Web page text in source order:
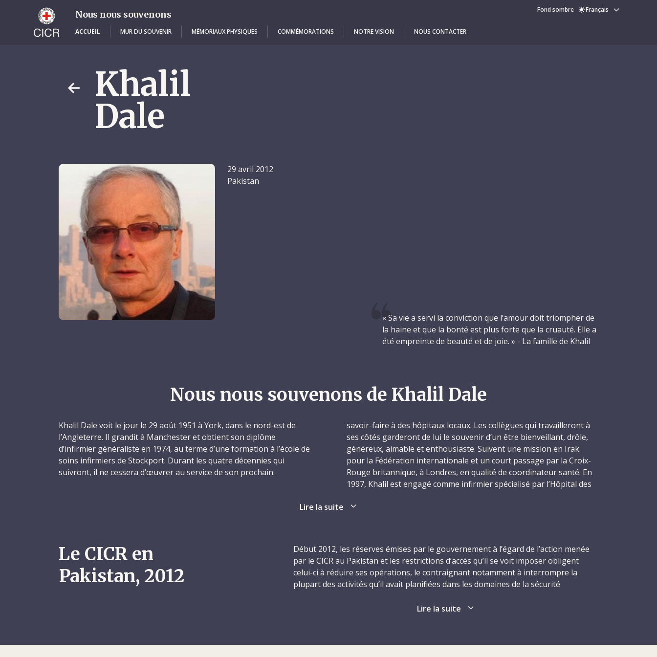
Nous nous souvenons Fond sombre Français
ACCUEIL MUR DU SOUVENIR MÉMORIAUX PHYSIQUES COMMÉMORATIONS NOTRE VISION NOUS CONTACTER
Khalil
Dale
29 avril 2012
Pakistan
« Sa vie a servi la conviction que l’amour doit triompher de
la haine et que la bonté est plus forte que la cruauté. Elle a
été empreinte de beauté et de joie. » - La famille de Khalil
Nous nous souvenons de Khalil Dale
Khalil Dale voit le jour le 29 août 1951 à York, dans le nord-est de
l’Angleterre. Il grandit à Manchester et obtient son diplôme
d’infirmier généraliste en 1974, au terme d’une formation à l’école de
soins infirmiers de Stockport. Durant les quatre décennies qui
suivront, il ne cessera d’œuvrer au service de son prochain.
missions médicales au sein de la grande famille de la Croix-Rouge. Il
programme alimentaire, il excelle dans son travail, au point que la
Croix-Rouge du Kenya le nomme membre honoraire à vie. Et lui qui
était l’humilité incarnée, ne cessera, sa vie durant, de se voir
témoigner de la reconnaissance et de la gratitude partout où ses
Il enchaîne ensuite une série de missions médicales pour la Croix-
savoir-faire à des hôpitaux locaux. Les collègues qui travailleront à
ses côtés garderont de lui le souvenir d’un être bienveillant, drôle,
généreux, aimable et enthousiaste. Suivent une mission en Irak
pour la Fédération internationale et un court passage par la Croix-
Rouge britannique, à Londres, en qualité de coordinateur santé. En
1997, Khalil est engagé comme infirmier spécialisé par l’Hôpital des
professionnelles, il intervient comme maître de conférences à l’École
déplacées de retour chez elles. Il enseigne aussi ponctuellement à
l’Université d’Oxford, où il donne des conférences sur des thèmes
tels que les facteurs de famine ou les environnements tropicaux et
l’écologie des maladies.
Khalil s’installe ensuite à Dumfries, en Écosse, pour s’occuper de sa
Galloway, accompagnant notamment des personnes atteintes dans
Lire la suite
Le CICR en
Pakistan, 2012
Début 2012, les réserves émises par le gouvernement à l’égard de l’action menée
par le CICR au Pakistan et les restrictions d’accès qu’il se voit imposer obligent
celui-ci à réduire ses opérations, le contraignant notamment à interrompre la
plupart des activités qu’il avait planifiées dans les domaines de la sécurité
que suscitent l’enlèvement puis l’assassinat de Khalil conduit le CICR à suspendre
coopération avec le Croissant-Rouge du Pakistan –, puis à entamer une réflexion
Lire la suite